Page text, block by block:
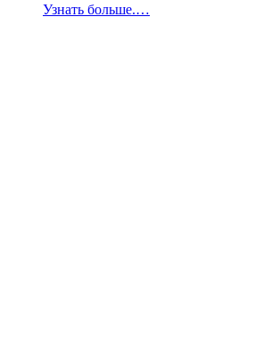
Узнать больше.…